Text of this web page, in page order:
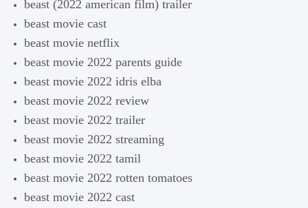
beast (2022 american film) trailer
beast movie cast
beast movie netflix
beast movie 2022 parents guide
beast movie 2022 idris elba
beast movie 2022 review
beast movie 2022 trailer
beast movie 2022 streaming
beast movie 2022 tamil
beast movie 2022 rotten tomatoes
beast movie 2022 cast